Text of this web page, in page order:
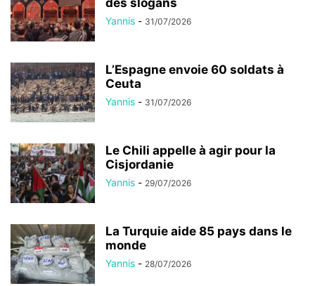
Yannis - 31/07/2026
L’Espagne envoie 60 soldats à
Ceuta
Yannis - 31/07/2026
Le Chili appelle à agir pour la
Cisjordanie
Yannis - 29/07/2026
La Turquie aide 85 pays dans le
monde
Yannis - 28/07/2026